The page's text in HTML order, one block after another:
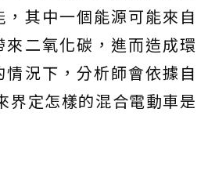
其中一個能源可能來自
二氧化碳，進而造成環
況下，分析師會依據自
界定怎樣的混合電動車是